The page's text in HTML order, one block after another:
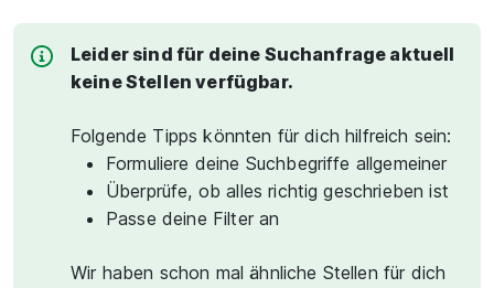
Leider sind für deine Suchanfrage aktuell
keine Stellen verfügbar.
Folgende Tipps könnten für dich hilfreich sein:
Formuliere deine Suchbegriffe allgemeiner
Überprüfe, ob alles richtig geschrieben ist
Passe deine Filter an
Wir haben schon mal ähnliche Stellen für dich